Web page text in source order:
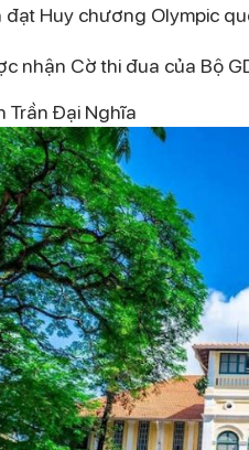
Huy chương Olympic
nhận Cờ thi đua của Bộ
Trần Đại Nghĩa